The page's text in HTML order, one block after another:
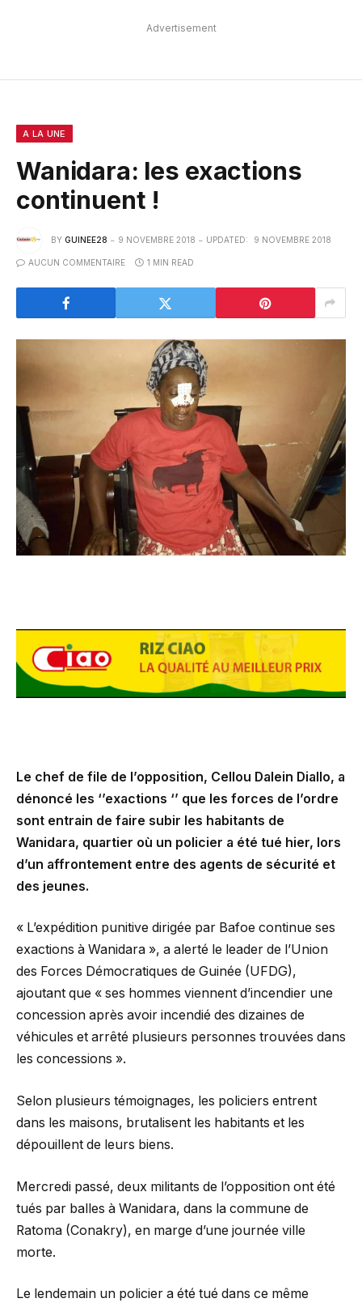
Advertisement
A LA UNE
Wanidara: les exactions
continuent !
BY GUINEE28 9 NOVEMBRE 2018 UPDATED: 9 NOVEMBRE 2018
AUCUN COMMENTAIRE 1 MIN READ
Le chef de file de l’opposition, Cellou Dalein Diallo, a
dénoncé les ‘’exactions ‘’ que les forces de l’ordre
sont entrain de faire subir les habitants de
Wanidara, quartier où un policier a été tué hier, lors
d’un affrontement entre des agents de sécurité et
des jeunes.
« L’expédition punitive dirigée par Bafoe continue ses
exactions à Wanidara », a alerté le leader de l’Union
des Forces Démocratiques de Guinée (UFDG),
ajoutant que « ses hommes viennent d’incendier une
concession après avoir incendié des dizaines de
véhicules et arrêté plusieurs personnes trouvées dans
les concessions ».
Selon plusieurs témoignages, les policiers entrent
dans les maisons, brutalisent les habitants et les
dépouillent de leurs biens.
Mercredi passé, deux militants de l’opposition ont été
tués par balles à Wanidara, dans la commune de
Ratoma (Conakry), en marge d’une journée ville
morte.
Le lendemain un policier a été tué dans ce même